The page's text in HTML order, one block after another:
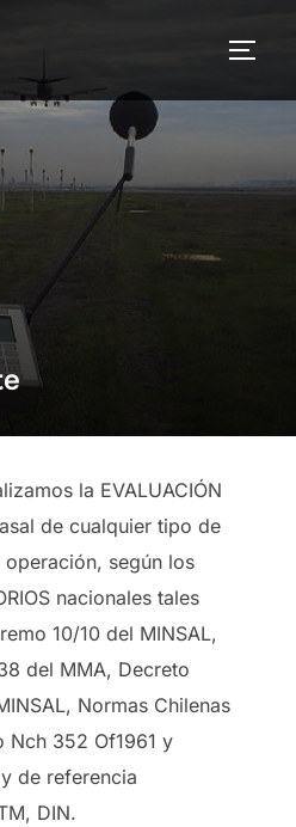
la EVALUACIÓN
de cualquier tipo de
según los
nacionales tales
10/10 del MINSAL,
del MMA, Decreto
Normas Chilenas
Nch 352 Of1961 y
de referencia
DIN.